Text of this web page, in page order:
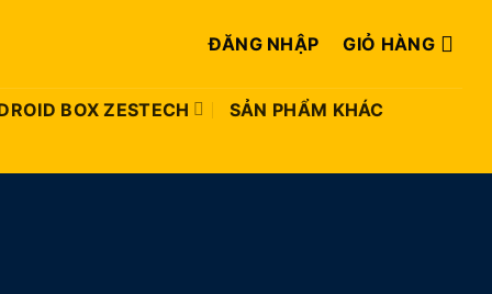
ĐĂNG NHẬP GIỎ HÀNG
BOX ZESTECH
SẢN PHẨM KHÁC